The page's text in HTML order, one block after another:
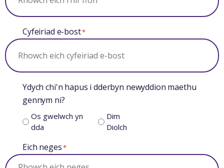
Cyfeiriad e-bost*
Ydych chi'n hapus i dderbyn newyddion maethu
gennym ni?
Os gwelwch yn
dda
Dim
Diolch
Eich neges*